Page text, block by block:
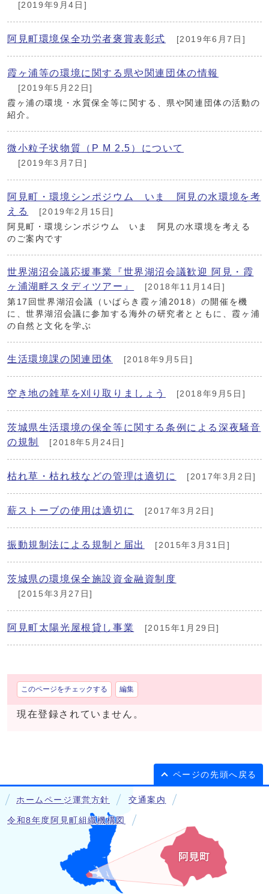
[2019年9月4日]
阿見町環境保全功労者褒賞表彰式 [2019年6月7日]
霞ヶ浦等の環境に関する県や関連団体の情報
[2019年5月22日]
霞ヶ浦の環境・水質保全等に関する、県や関連団体の活動の
紹介。
微小粒子状物質（P M 2.5）について
[2019年3月7日]
阿見町・環境シンポジウム いま 阿見の水環境を考
える
[2019年2月15日]
阿見町・環境シンポジウム いま 阿見の水環境を考える
のご案内です
世界湖沼会議応援事業『世界湖沼会議歓迎 阿見・霞
ヶ浦湖畔スタディツアー』
[2018年11月14日]
第17回世界湖沼会議（いばらき霞ヶ浦2018）の開催を機
に、世界湖沼会議に参加する海外の研究者とともに、霞ヶ浦
の自然と文化を学ぶ
生活環境課の関連団体 [2018年9月5日]
空き地の雑草を刈り取りましょう [2018年9月5日]
茨城県生活環境の保全等に関する条例による深夜騒音
の規制
[2018年5月24日]
枯れ草・枯れ枝などの管理は適切に [2017年3月2日]
薪ストーブの使用は適切に [2017年3月2日]
振動規制法による規制と届出 [2015年3月31日]
茨城県の環境保全施設資金融資制度
[2015年3月27日]
阿見町太陽光屋根貸し事業 [2015年1月29日]
このページをチェックする 編集
現在登録されていません。
ページの先頭へ戻る
ホームページ運営方針 交通案内
令和8年度阿見町組織機構図